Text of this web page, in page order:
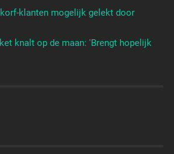
klanten mogelijk gelekt door
knalt op de maan: 'Brengt hopelijk